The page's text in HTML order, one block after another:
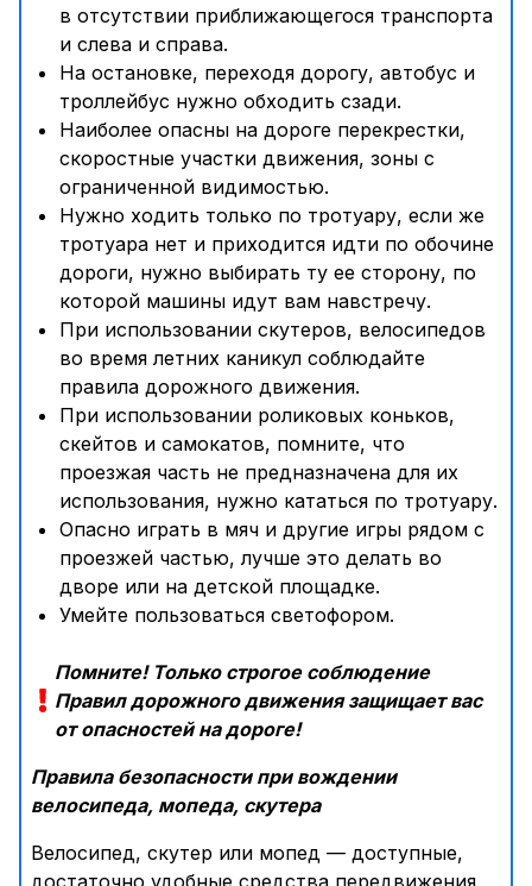
в отсутствии приближающегося транспорта
и слева и справа.
На остановке, переходя дорогу, автобус и
троллейбус нужно обходить сзади.
Наиболее опасны на дороге перекрестки,
скоростные участки движения, зоны с
ограниченной видимостью.
Нужно ходить только по тротуару, если же
тротуара нет и приходится идти по обочине
дороги, нужно выбирать ту ее сторону, по
которой машины идут вам навстречу.
При использовании скутеров, велосипедов
во время летних каникул соблюдайте
правила дорожного движения.
При использовании роликовых коньков,
скейтов и самокатов, помните, что
проезжая часть не предназначена для их
использования, нужно кататься по тротуару.
Опасно играть в мяч и другие игры рядом с
проезжей частью, лучше это делать во
дворе или на детской площадке.
Умейте пользоваться светофором.
Помните! Только строгое соблюдение
Правил дорожного движения защищает вас
от опасностей на дороге!
Правила безопасности при вождении
велосипеда, мопеда, скутера
Велосипед, скутер или мопед — доступные,
достаточно удобные средства передвижения,